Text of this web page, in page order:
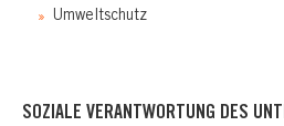
Umweltschutz
SOZIALE VERANTWORTUNG DES